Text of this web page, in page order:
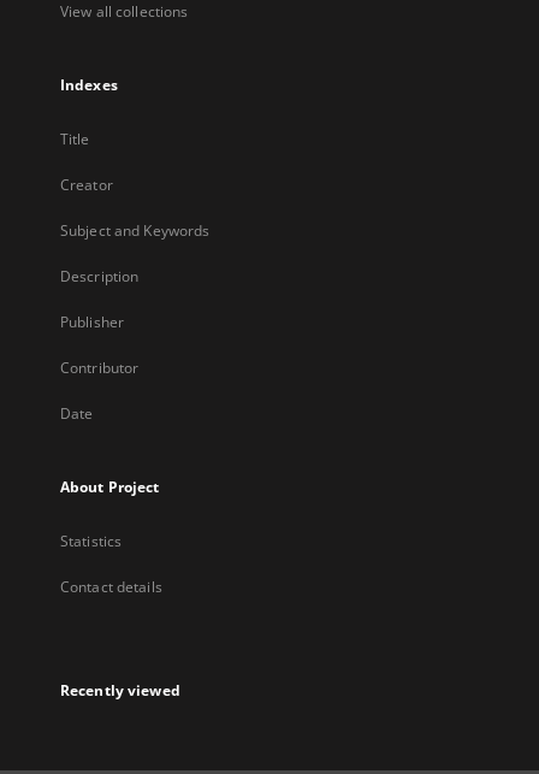
View all collections
Indexes
Title
Creator
Subject and Keywords
Description
Publisher
Contributor
Date
About Project
Statistics
Contact details
Recently viewed